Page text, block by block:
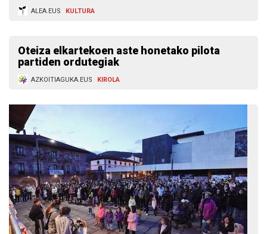
ALEA.EUS KULTURA
Oteiza elkartekoen aste honetako pilota
partiden ordutegiak
AZKOITIAGUKA.EUS KIROLA